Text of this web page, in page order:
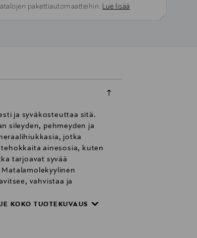
pakettiautomaatteihin. Lue lisää
ja syväkosteuttaa sitä.
sileyden, pehmeyden ja
jotka
ainesosia, kuten
tarjoavat syvää
vahvistaa ja
määrä REEDLE SHOT -
"Käyttöohjeet"
KOKO TUOTEKUVAUS